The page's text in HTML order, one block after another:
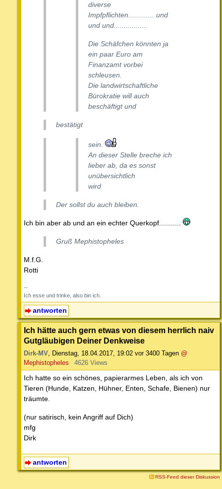
diverse
Impfpflichten............. und
und und.................
Die Schäfchen könnten ja
ein paar Euro am
Finanzamt vorbei
schleusen.
Die landwirtschaftliche
Bürokratie will auch
beschäftigt und
bestätigt
sein.
An dieser Stelle breche ich
lieber ab, da es sonst
unübersichtlich
wird
Der sollst du auch bleiben.
Ich bin aber ab und an ein echter Querkopf...........
Gruß Mephistopheles
M.f.G.
Rotti
--
Ich esse und trinke, also bin ich.
antworten
Ich hätte auch gern etwas von diesem herrlich naiv
Gutgläubigen Deiner Denkweise
Dirk-MV Dienstag, 18.04.2017, 19:02 vor 3400 Tagen @
Mephistopheles
4626 Views
Ich hatte so ein schönes, papierarmes Leben, als ich von
Tieren (Hunde, Katzen, Hühner, Enten, Schafe, Bienen) nur
träumte.
(nur satirisch, kein Angriff auf Dich)
mfg
Dirk
antworten
RSS-Feed dieser Diskussion